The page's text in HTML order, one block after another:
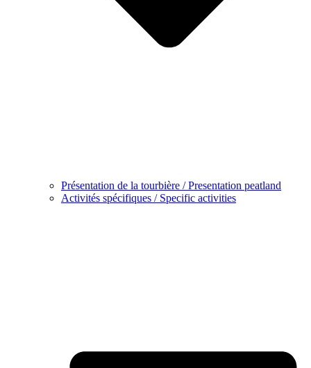
Présentation de la tourbière / Presentation peatland
Activités spécifiques / Specific activities